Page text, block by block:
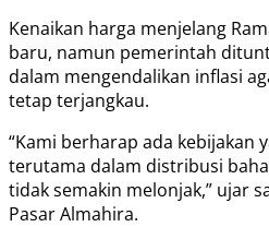
Kenaikan harga menjelang
baru, namun pemerintah
dalam mengendalikan inflasi
tetap terjangkau.
“Kami berharap ada kebijakan
terutama dalam distribusi
tidak semakin melonjak,” ujar
Pasar Almahira.